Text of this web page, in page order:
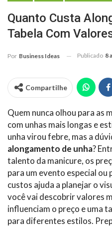
Quanto Custa
Tabela Com
Por Business Ideas Publicado 8
Compartilhe
Quem nunca olhou para as
com unhas mais longas e
unha virou febre, mas a
alongamento de unha?
talento da manicure, os
para um evento especial ou
custos ajuda a planejar o
você vai descobrir valores
influenciam o preço e uma
para diferentes estilos.